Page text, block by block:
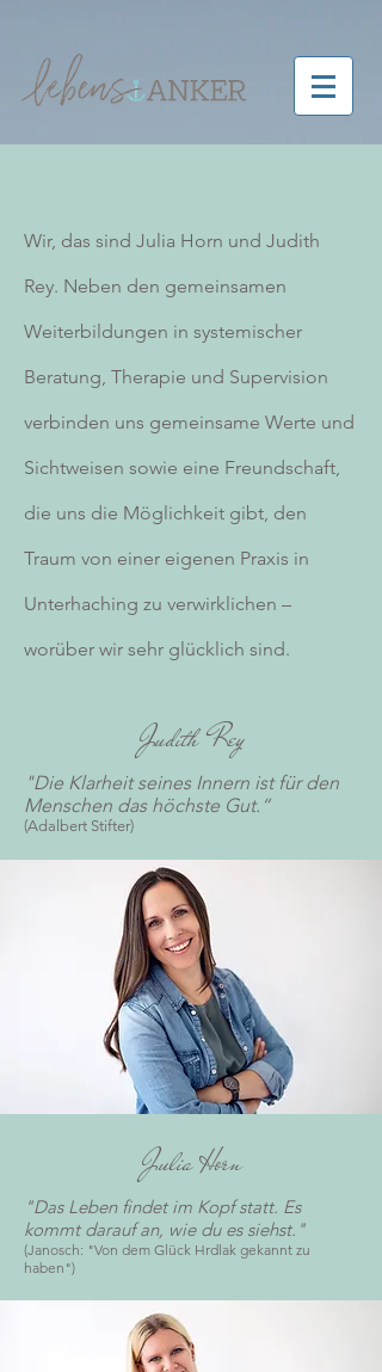
Wir, das sind Julia Horn und Judith
Rey. Neben den gemeinsamen
Weiterbildungen in systemischer
Beratung, Therapie und Supervision
verbinden uns gemeinsame Werte und
Sichtweisen sowie eine Freundschaft,
die uns die Möglichkeit gibt, den
Traum von einer eigenen Praxis in
Unterhaching zu verwirklichen –
worüber wir sehr glücklich sind.
Judith Rey
"Die Klarheit seines Innern ist für den
Menschen das höchste Gut.“
(Adalbert Stifter)
Julia Horn
"Das Leben findet im Kopf statt. Es
kommt darauf an, wie du es siehst."
(Janosch: "Von dem Glück Hrdlak gekannt zu
haben")